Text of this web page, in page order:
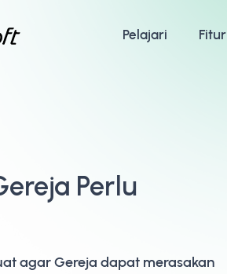
Pelajari Fitur
Perlu
agar Gereja dapat merasakan